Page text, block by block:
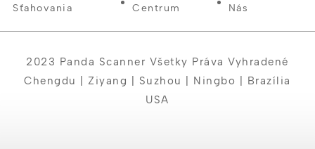
Sťahovania
Centrum
Nás
2023 Panda Scanner Všetky Práva Vyhradené
Chengdu | Ziyang | Suzhou | Ningbo | Brazília
USA